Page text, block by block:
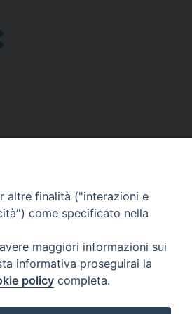
SEGUICI SU
Facebook
Instagram
X YouTube
altre finalità ("interazioni e
come specificato nella
maggiori informazioni sui
informativa proseguirai la
policy completa.